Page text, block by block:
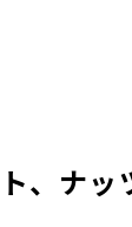
、ナッ